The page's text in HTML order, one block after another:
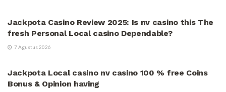
Jackpota Casino Review 2025: Is nv casino this The
fresh Personal Local casino Dependable?
7 Agustus 2026
Jackpota Local casino nv casino 100 % free Coins
Bonus & Opinion having